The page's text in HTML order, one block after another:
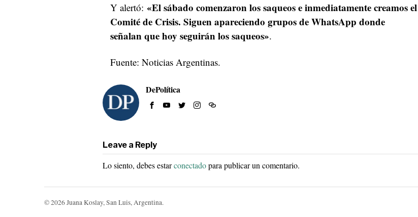
Y alertó: «El sábado comenzaron los saqueos e inmediatamente creamos el
Comité de Crisis. Siguen apareciendo grupos de WhatsApp donde
señalan que hoy seguirán los saqueos».
Fuente: Noticias Argentinas.
DePolítica
Leave a Reply
Lo siento, debes estarconectadopara publicar un comentario.
©2026Juana Koslay, San Luis, Argentina.